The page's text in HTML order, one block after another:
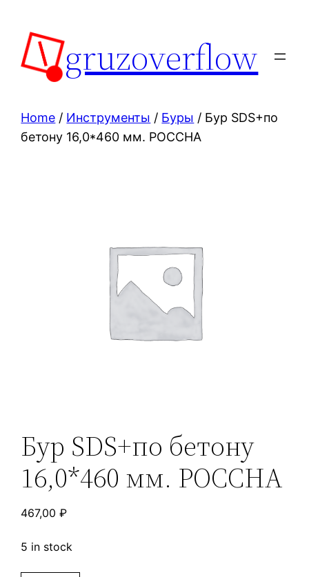
content
gruzoverflow
Home / Инструменты / Буры / Бур SDS+по
бетону 16,0*460 мм. РОССНА
Бур SDS+по бетону
16,0*460 мм. РОССНА
467,00₽
5 in stock